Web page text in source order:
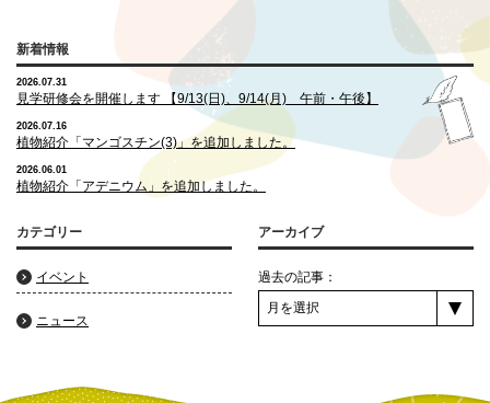
新着情報
2026.07.31
見学研修会を開催します 【9/13(日)、9/14(月) 午前・午後】
2026.07.16
植物紹介「マンゴスチン(3)」を追加しました。
2026.06.01
植物紹介「アデニウム」を追加しました。
カテゴリー
イベント
ニュース
アーカイブ
過去の記事：